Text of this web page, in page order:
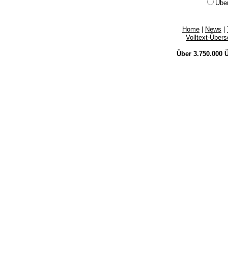
Home News
Volltext-
Über 3.750.000